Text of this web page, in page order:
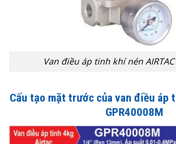
Van điều áp tinh khí nén AIRTAC
Cấu tạo mặt trước của van điều
GPR40008M